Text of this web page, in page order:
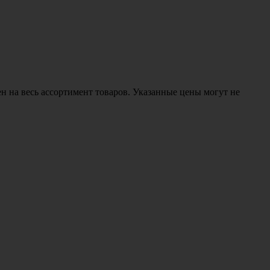
весь ассортимент товаров. Указанные цены могут не